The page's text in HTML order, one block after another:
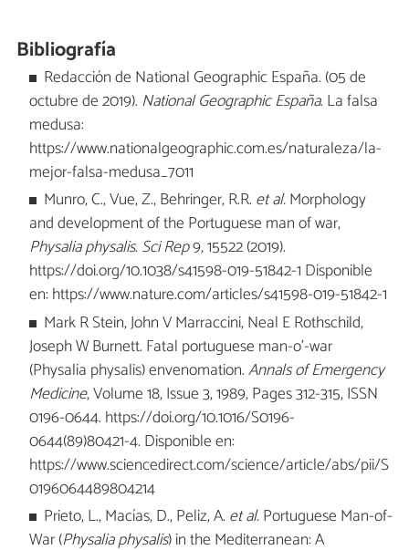
Bibliografía
Redacción de National Geographic España. (05 de
octubre de 2019). National Geographic España. La falsa
medusa:
https://www.nationalgeographic.com.es/naturaleza/la-
mejor-falsa-medusa_7011
Munro, C., Vue, Z., Behringer, R.R. et al.Morphology
and development of the Portuguese man of war,
Physalia physalis. Sci Rep9, 15522 (2019).
https://doi.org/10.1038/s41598-019-51842-1 Disponible
en: https://www.nature.com/articles/s41598-019-51842-1
Mark R Stein, John V Marraccini, Neal E Rothschild,
Joseph W Burnett. Fatal portuguese man-o'-war
(Physalia physalis) envenomation.Annals of Emergency
Medicine, Volume 18, Issue 3, 1989, Pages 312-315, ISSN
0196-0644. https://doi.org/10.1016/S0196-
0644(89)80421-4. Disponible en:
https://www.sciencedirect.com/science/article/abs/pii/S
0196064489804214
Prieto, L., Macías, D., Peliz, A. et al.Portuguese Man-of-
War (Physalia physalis) in the Mediterranean: A